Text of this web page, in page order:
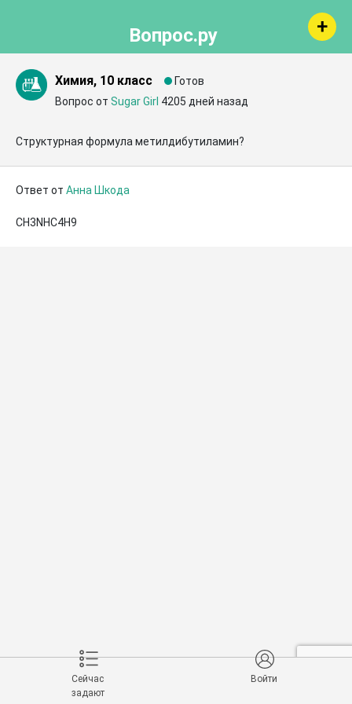
Вопрос.ру
Химия, 10 класс
Готов
Вопрос от Sugar Girl 4205 дней назад
Структурная формула метилдибутиламин?
Ответ от Анна Шкода
СH3NНC4H9
Сейчас
задают
Войти